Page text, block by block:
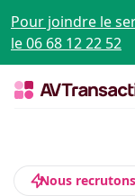
Pour joindre le
le 06 68 12 22 52
Nous